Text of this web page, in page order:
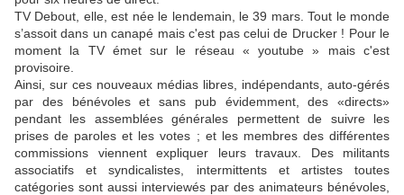
TV Debout, elle, est née le lendemain, le 39 mars. Tout le monde
s’assoit dans un canapé mais c'est pas celui de Drucker ! Pour le
moment la TV émet sur le réseau « youtube » mais c'est
provisoire.
Ainsi, sur ces nouveaux médias libres, indépendants, auto-gérés
par des bénévoles et sans pub évidemment, des «directs»
pendant les assemblées générales permettent de suivre les
prises de paroles et les votes ; et les membres des différentes
commissions viennent expliquer leurs travaux. Des militants
associatifs et syndicalistes, intermittents et artistes toutes
catégories sont aussi interviewés par des animateurs bénévoles,